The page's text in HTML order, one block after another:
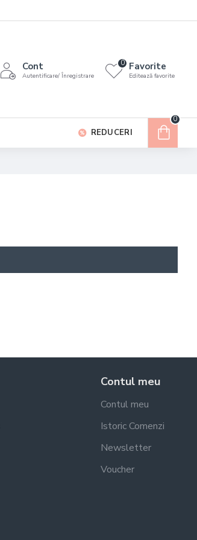
Cont
Autentificare/ Înregistrare
Favorite
Editează favorite
0
REDUCERI
0
Contul meu
Contul meu
Istoric Comenzi
Newsletter
Voucher